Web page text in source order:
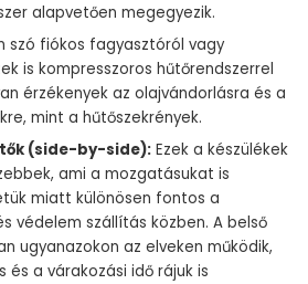
alapvetően megegyezik.
szó fiókos fagyasztóról vagy
is kompresszoros hűtőrendszerrel
érzékenyek az olajvándorlásra és a
mint a hűtőszekrények.
(side-by-side): Ezek a készülékek
ami a mozgatásukat is
miatt különösen fontos a
védelem szállítás közben. A belső
ugyanazokon az elveken működik,
és a várakozási idő rájuk is